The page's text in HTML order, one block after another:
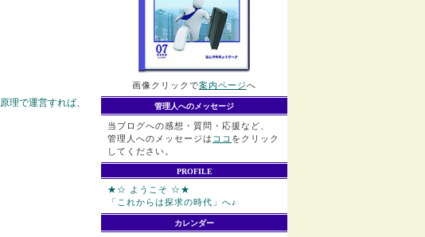
で運営すれば、
画像クリックで案内ページへ
管理人へのメッセージ
当ブログへの感想・質問・応援など、
管理人へのメッセージは ココ をクリック
してください。
PROFILE
★☆ ようこそ ☆★
「これからは探求の時代」へ♪
カレンダー